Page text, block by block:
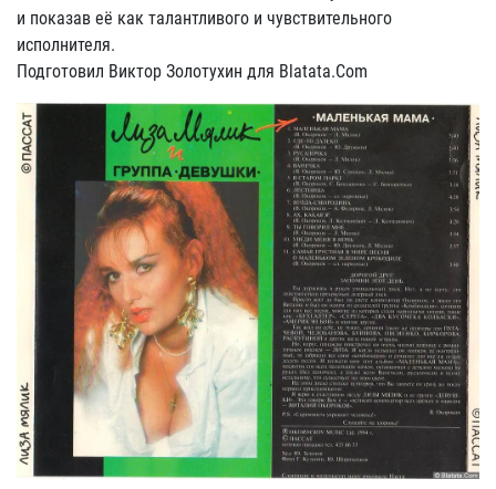
и показав её как талантливого и чувствительного
исполнителя.
Подготовил Виктор Золотухин для Blatata.Com